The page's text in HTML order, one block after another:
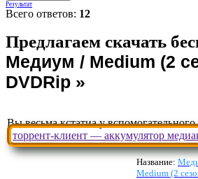
Результат
Всего ответов: 12
Вы весьма кстатиа у
торрент-клиент — аккумулятор
Название:
Medium (2